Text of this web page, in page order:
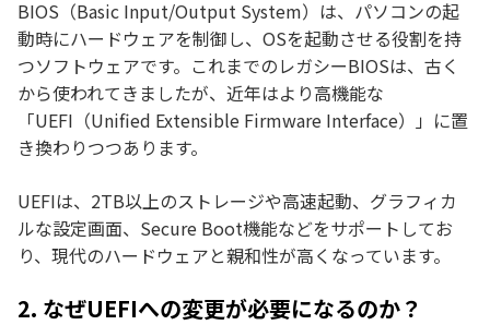
BIOS（Basic Input/Output System）は、パソコンの起
動時にハードウェアを制御し、OSを起動させる役割を持
つソフトウェアです。これまでのレガシーBIOSは、古く
から使われてきましたが、近年はより高機能な
「UEFI（Unified Extensible Firmware Interface）」に置
き換わりつつあります。
UEFIは、2TB以上のストレージや高速起動、グラフィカ
ルな設定画面、Secure Boot機能などをサポートしてお
り、現代のハードウェアと親和性が高くなっています。
2. なぜUEFIへの変更が必要になるのか？